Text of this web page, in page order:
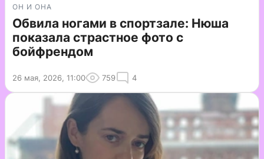
ОН И ОНА
Обвила ногами в спортзале: Нюша
показала страстное фото с
бойфрендом
26 мая, 2026, 11:00 759 4